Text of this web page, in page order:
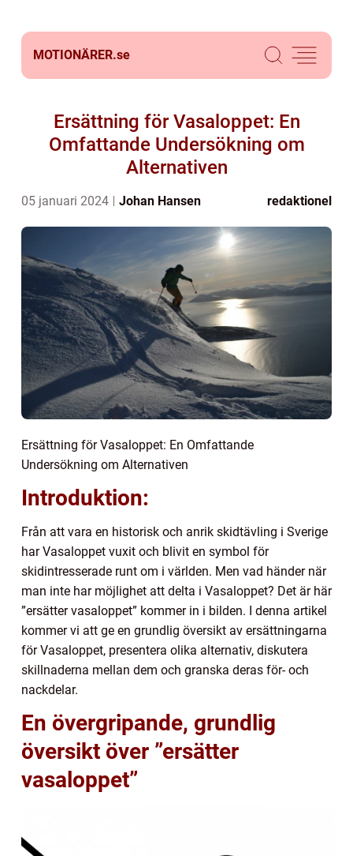
MOTIONÄRER.se
Ersättning för Vasaloppet: En
Omfattande Undersökning om
Alternativen
05 januari 2024 Johan Hansen redaktionel
Ersättning för Vasaloppet: En Omfattande
Undersökning om Alternativen
Introduktion:
Från att vara en historisk och anrik skidtävling i Sverige
har Vasaloppet vuxit och blivit en symbol för
skidintresserade runt om i världen. Men vad händer när
man inte har möjlighet att delta i Vasaloppet? Det är här
”ersätter vasaloppet” kommer in i bilden. I denna artikel
kommer vi att ge en grundlig översikt av ersättningarna
för Vasaloppet, presentera olika alternativ, diskutera
skillnaderna mellan dem och granska deras för- och
nackdelar.
En övergripande, grundlig
översikt över ”ersätter
vasaloppet”